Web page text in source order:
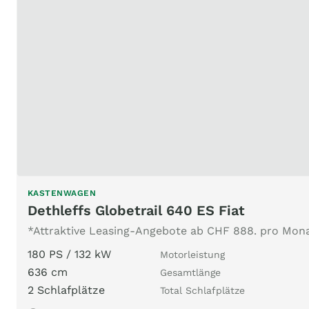
KASTENWAGEN
Dethleffs Globetrail 640 ES Fiat
*Attraktive Leasing-Angebote ab CHF 888. pro
180 PS / 132 kW
Motorleistung
636 cm Gesamtlänge
2 Schlafplätze Total Schlafplätze